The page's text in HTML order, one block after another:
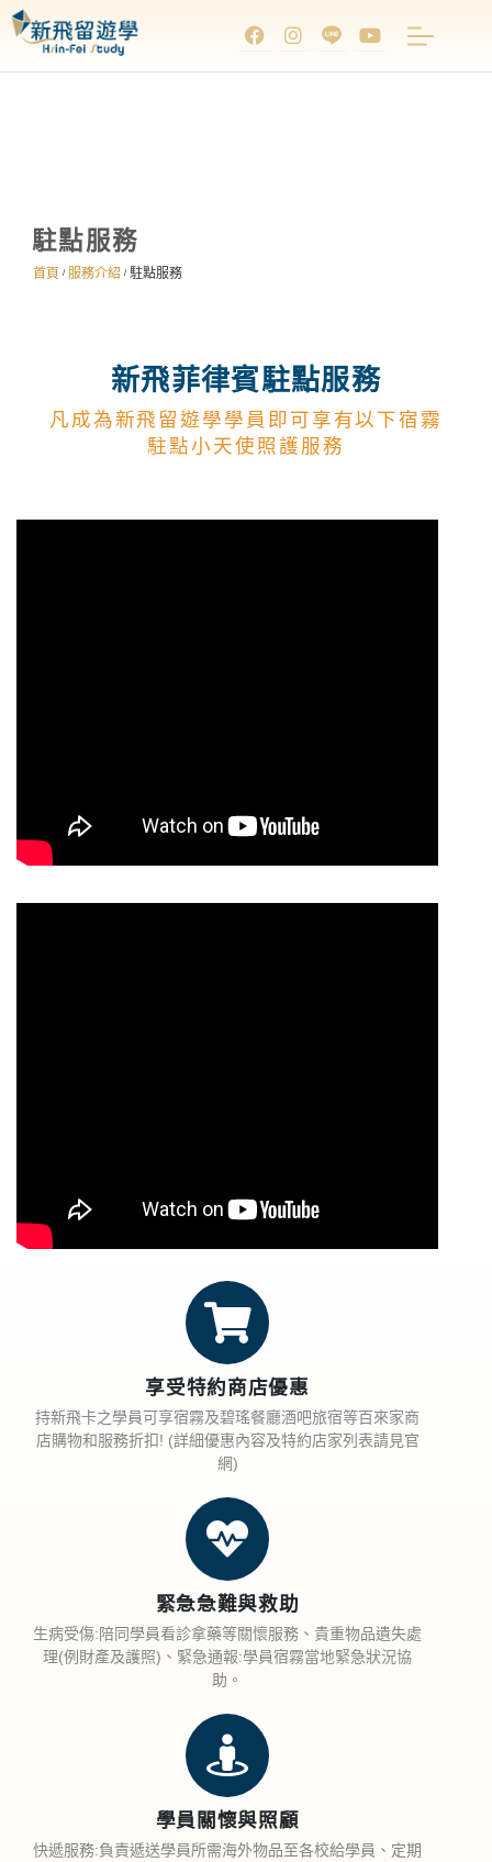
駐點服務
首頁 / 服務介紹 / 駐點服務
新飛菲律賓駐點服務
凡成為新飛留遊學學員即可享有以下宿霧
駐點小天使照護服務
享受特約商店優惠
持新飛卡之學員可享宿霧及碧瑤餐廳酒吧旅宿等百來家商
店購物和服務折扣! (詳細優惠內容及特約店家列表請見官
網)
緊急急難與救助
生病受傷:陪同學員看診拿藥等關懷服務、貴重物品遺失處
理(例財產及護照)、緊急通報:學員宿霧當地緊急狀況協
助。
學員關懷與照顧
快遞服務:負責遞送學員所需海外物品至各校給學員、定期